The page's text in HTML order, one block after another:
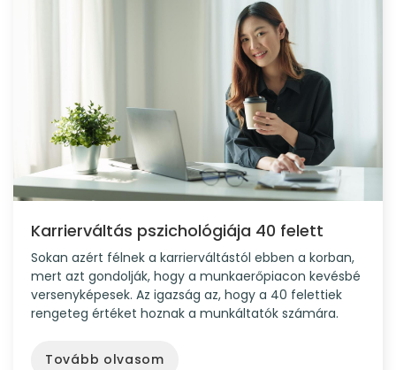
Karrierváltás pszichológiája 40 felett
Sokan azért félnek a karrierváltástól ebben a korban,
mert azt gondolják, hogy a munkaerőpiacon kevésbé
versenyképesek. Az igazság az, hogy a 40 felettiek
rengeteg értéket hoznak a munkáltatók számára.
Tovább olvasom